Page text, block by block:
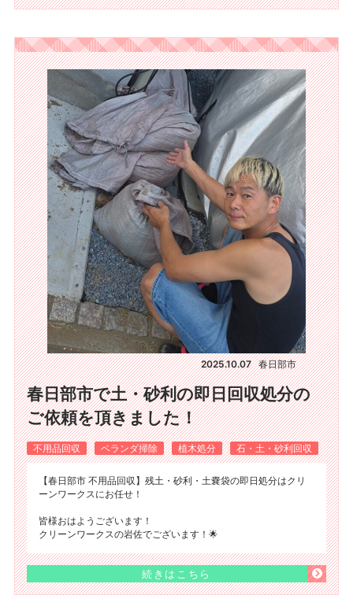
2025.10.07 春日部市
春日部市で土・砂利の即日回収処分の
ご依頼を頂きました！
不用品回収 ベランダ掃除 植木処分 石・土・砂利回収
【春日部市 不用品回収】残土・砂利・土嚢袋の即日処分はクリ
ーンワークスにお任せ！
皆様おはようございます！
クリーンワークスの岩佐でございます！🌟
続きはこちら